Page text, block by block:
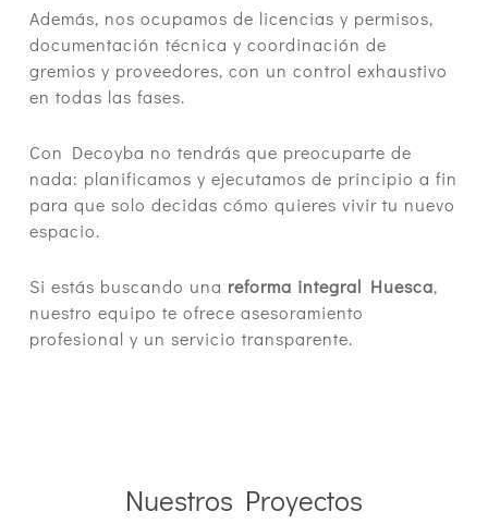
Además, nos ocupamos de licencias y permisos,
documentación técnica y coordinación de
gremios y proveedores, con un control exhaustivo
en todas las fases.
Con Decoyba no tendrás que preocuparte de
nada: planificamos y ejecutamos de principio a fin
para que solo decidas cómo quieres vivir tu nuevo
espacio.
Si estás buscando una reforma integral Huesca,
nuestro equipo te ofrece asesoramiento
profesional y un servicio transparente.
Nuestros Proyectos